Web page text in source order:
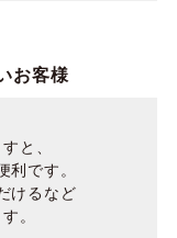
お客様
と、
利です。
けるなど
。